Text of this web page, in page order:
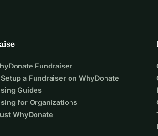
Fundraiser
a Fundraiser on WhyDonate
Guides
for Organizations
WhyDonate